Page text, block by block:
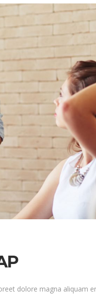
dolore magna aliquam